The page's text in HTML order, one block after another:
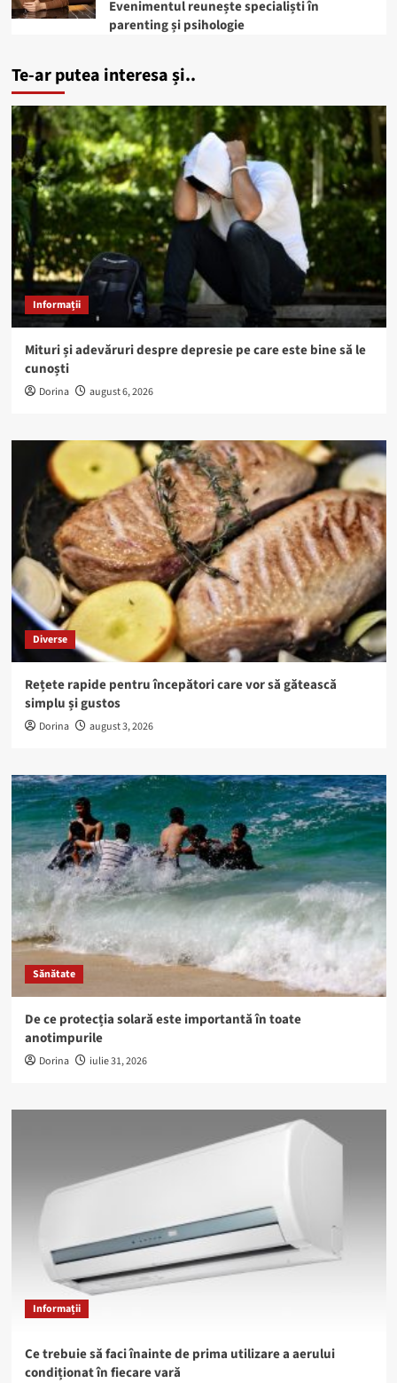
Evenimentul reunește specialiști în
parenting și psihologie
Te-ar putea interesa și..
Informații
Mituri și adevăruri despre depresie pe care este bine să le
cunoști
Dorina august 6, 2026
Diverse
Rețete rapide pentru începători care vor să gătească
simplu și gustos
Dorina august 3, 2026
Sănătate
De ce protecția solară este importantă în toate
anotimpurile
Dorina iulie 31, 2026
Informații
Ce trebuie să faci înainte de prima utilizare a aerului
condiționat în fiecare vară